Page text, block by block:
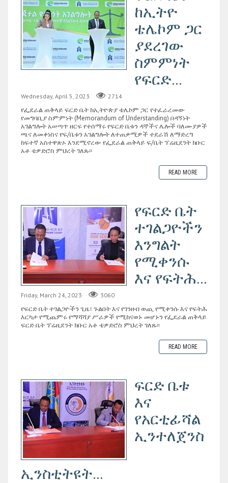
ከኢትዮ
ቴሌኮም ጋር
ያደረገው
ስምምነት
የፍርድ...
Wednesday, April 5, 2023 2714
የፌደራል ጠቅላይ ፍርድ ቤት ከኢትዮጵያ ቴሌኮም ጋር የተፈራረመው
የመግባቢያ ስምምነት (Memorandum of Understanding) በዳኝነት
አገልግሎት አሠጣጥ ዘርፍ የተሰማሩ የፍርድ ቤቱን ዳኞችና ሌሎች ባለሙያዎች
ጫና ለመቀነስና የፍ/ቤቱን አገልግሎት ለተጠቃሚዎች ተደራሽ ለማድረግ
ከፍተኛ አስተዋጽኦ እንደሚኖረው የፌደራል ጠቅላይ ፍ/ቤት ፕሬዚደንት ክቡር
አቶ ቴዎድሮስ ምህረት ገለጹ፡፡
READ MORE
የፍርድ ቤት
ተገልጋዮችን
እንግልት
የሚቀንሱ
እና የፍትሕ...
Friday, March 24, 2023 3060
የፍርድ ቤት ተገልጋዮችን ጊዜ፣ ጉልበት እና የገንዘብ ወጪ የሚቀንሱ እና የፍትሕ
እርካታ የሚጨምሩ የማሻሻያ ሥራዎች የሚከናወኑ መሆኑን የፌደራል ጠቅላይ
ፍርድ ቤት ፕሬዚደንት ክቡር አቶ ቴዎድሮስ ምህረት ገለጹ፡፡
READ MORE
ፍርድ ቤቱ
እና
የአርቲፊሻል
ኢንተለጀንስ
ኢንስቲትዩት...